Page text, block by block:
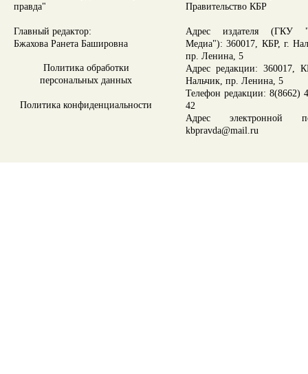
правда"
Главный редактор:
Бжахова Ранета Башировна
Политика обработки
персональных данных
Политика конфиденциальности
Правительство КБР
Адрес издателя (ГКУ
Медиа"): 360017, КБР, г.
пр. Ленина, 5
Адрес редакции: 360017,
Нальчик, пр. Ленина, 5
Телефон редакции: 8(8662)
42
Адрес электронной
kbpravda@mail.ru